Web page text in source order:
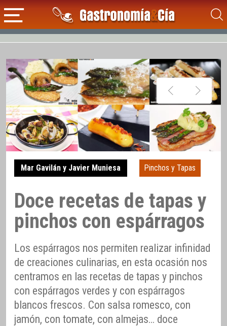
Mar Gavilán y Javier Muniesa Pinchos y Tapas
Doce recetas de tapas y
pinchos con espárragos
Los espárragos nos permiten realizar infinidad
de creaciones culinarias, en esta ocasión nos
centramos en las recetas de tapas y pinchos
con espárragos verdes y con espárragos
blancos frescos. Con salsa romesco, con
jamón, con tomate, con almejas… doce